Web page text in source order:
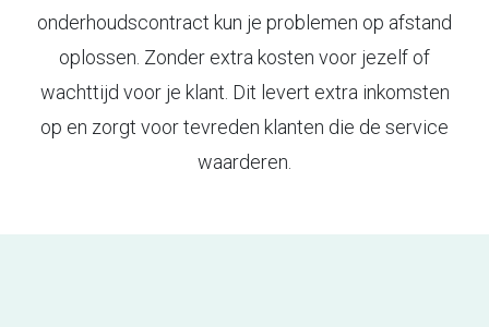
onderhoudscontract kun je problemen op afstand
oplossen. Zonder extra kosten voor jezelf of
wachttijd voor je klant. Dit levert extra inkomsten
op en zorgt voor tevreden klanten die de service
waarderen.